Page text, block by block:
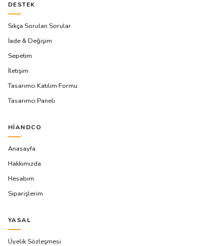
DESTEK
Sıkça Sorulan Sorular
İade & Değişim
Sepetim
İletişim
Tasarımcı Katılım Formu
Tasarımcı Paneli
HIANDCO
Anasayfa
Hakkımızda
Hesabım
Siparişlerim
YASAL
Üyelik Sözleşmesi